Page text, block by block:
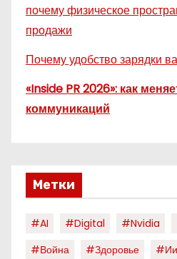
почему физическое
продажи
Почему удобство зарядки
«Inside PR 2026»: как
коммуникаций
Метки
#AI #digital #nvidia
#война
#здоровье #ии